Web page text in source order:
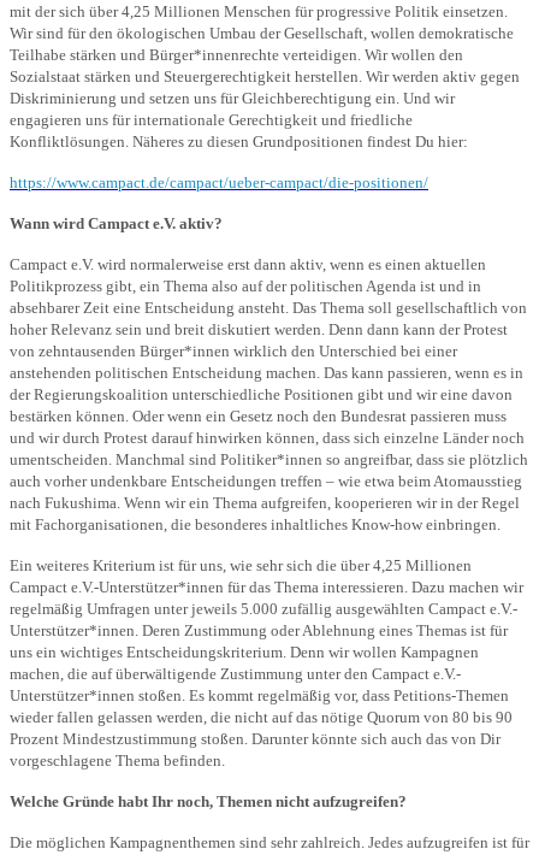
mit der sich über 4,25 Millionen Menschen für progressive Politik einsetzen.
Wir sind für den ökologischen Umbau der Gesellschaft, wollen demokratische
Teilhabe stärken und Bürger*innenrechte verteidigen. Wir wollen den
Sozialstaat stärken und Steuergerechtigkeit herstellen. Wir werden aktiv gegen
Diskriminierung und setzen uns für Gleichberechtigung ein. Und wir
engagieren uns für internationale Gerechtigkeit und friedliche
Konfliktlösungen. Näheres zu diesen Grundpositionen findest Du hier:
https://www.campact.de/campact/ueber-campact/die-positionen/
Wann wird Campact e.V. aktiv?
Campact e.V. wird normalerweise erst dann aktiv, wenn es einen aktuellen
Politikprozess gibt, ein Thema also auf der politischen Agenda ist und in
absehbarer Zeit eine Entscheidung ansteht. Das Thema soll gesellschaftlich von
hoher Relevanz sein und breit diskutiert werden. Denn dann kann der Protest
von zehntausenden Bürger*innen wirklich den Unterschied bei einer
anstehenden politischen Entscheidung machen. Das kann passieren, wenn es in
der Regierungskoalition unterschiedliche Positionen gibt und wir eine davon
bestärken können. Oder wenn ein Gesetz noch den Bundesrat passieren muss
und wir durch Protest darauf hinwirken können, dass sich einzelne Länder noch
umentscheiden. Manchmal sind Politiker*innen so angreifbar, dass sie plötzlich
auch vorher undenkbare Entscheidungen treffen – wie etwa beim Atomausstieg
nach Fukushima. Wenn wir ein Thema aufgreifen, kooperieren wir in der Regel
mit Fachorganisationen, die besonderes inhaltliches Know-how einbringen.
Ein weiteres Kriterium ist für uns, wie sehr sich die über 4,25 Millionen
Campact e.V.-Unterstützer*innen für das Thema interessieren. Dazu machen wir
regelmäßig Umfragen unter jeweils 5.000 zufällig ausgewählten Campact e.V.-
Unterstützer*innen. Deren Zustimmung oder Ablehnung eines Themas ist für
uns ein wichtiges Entscheidungskriterium. Denn wir wollen Kampagnen
machen, die auf überwältigende Zustimmung unter den Campact e.V.-
Unterstützer*innen stoßen. Es kommt regelmäßig vor, dass Petitions-Themen
wieder fallen gelassen werden, die nicht auf das nötige Quorum von 80 bis 90
Prozent Mindestzustimmung stoßen. Darunter könnte sich auch das von Dir
vorgeschlagene Thema befinden.
Welche Gründe habt Ihr noch, Themen nicht aufzugreifen?
Die möglichen Kampagnenthemen sind sehr zahlreich. Jedes aufzugreifen ist für